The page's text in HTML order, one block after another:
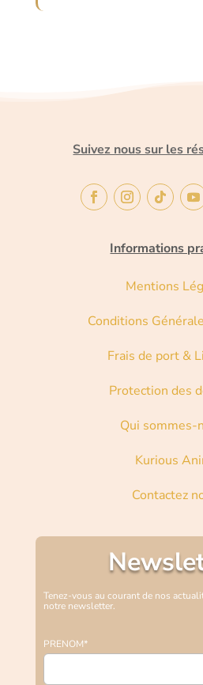
Suivez nous sur les
Informations
Mentions
Conditions
Frais de port &
Protection des
Qui sommes-
Kurious
Contactez
Tenez-vous au courant de nos
notre newsletter.
PRENOM*